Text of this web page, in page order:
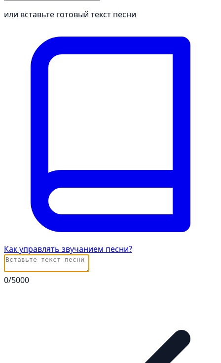
или вставьте готовый текст песни
Как управлять звучанием песни?
0/5000